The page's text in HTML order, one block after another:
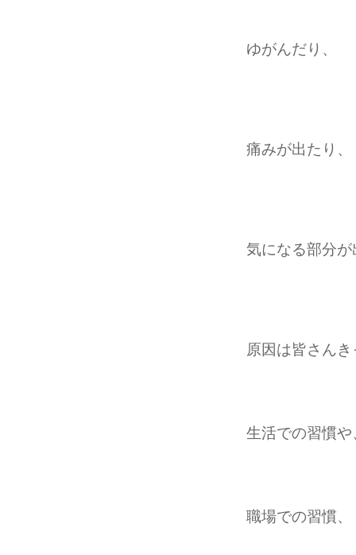
ゆがんだり、
痛みが出たり、
気になる部分
原因は皆さん
生活での習慣や
職場での習慣、